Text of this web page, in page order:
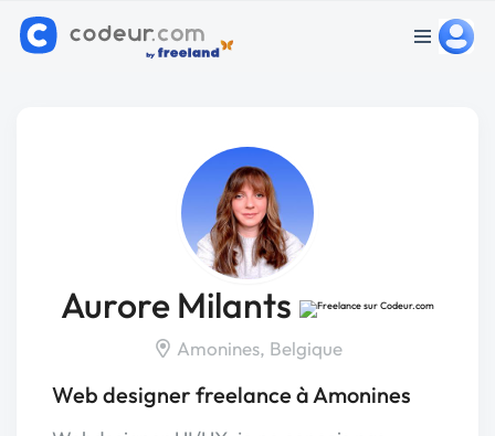
Aurore Milants
Amonines, Belgique
Web designer freelance à Amonines